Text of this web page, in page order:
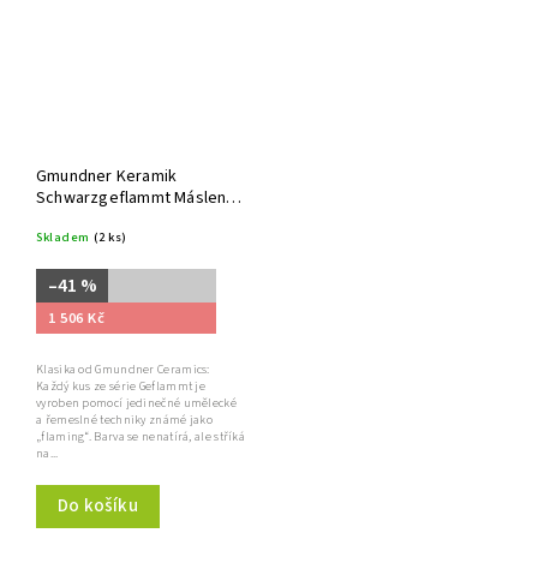
Gmundner Keramik
Schwarzgeflammt Máslenka
Skladem (2 ks)
–41 %
1 506 Kč
Do košíku
Klasika od Gmundner Ceramics:
Každý kus ze série Geflammt je
vyroben pomocí jedinečné umělecké
a řemeslné techniky známé jako
„flaming“. Barva se nenatírá, ale stříká
na...